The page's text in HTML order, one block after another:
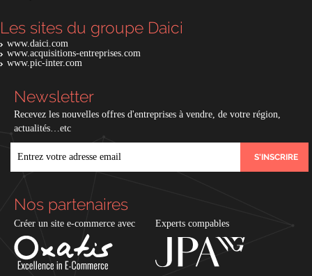
Les sites du groupe Daici
www.daici.com
www.acquisitions-entreprises.com
www.pic-inter.com
Newsletter
Recevez les nouvelles offres d'entreprises à vendre, de votre région,
actualités…etc
Nos partenaires
Créer un site e-commerce avec Experts compables